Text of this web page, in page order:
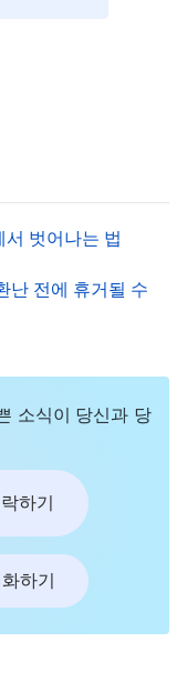
, 구하며 알아보
니다. 성경에 기록
네 남편이 아니니
을 아는 자는 하
는 이를 기이하게
이는 그리스도가
씀에서 예수님이
아차렸습니다. 또
평범한 사람은 예
사역 가운데서 예
서 벗어나는 법
난 전에 휴거될 수
소식이 당신과 당
하기
하기